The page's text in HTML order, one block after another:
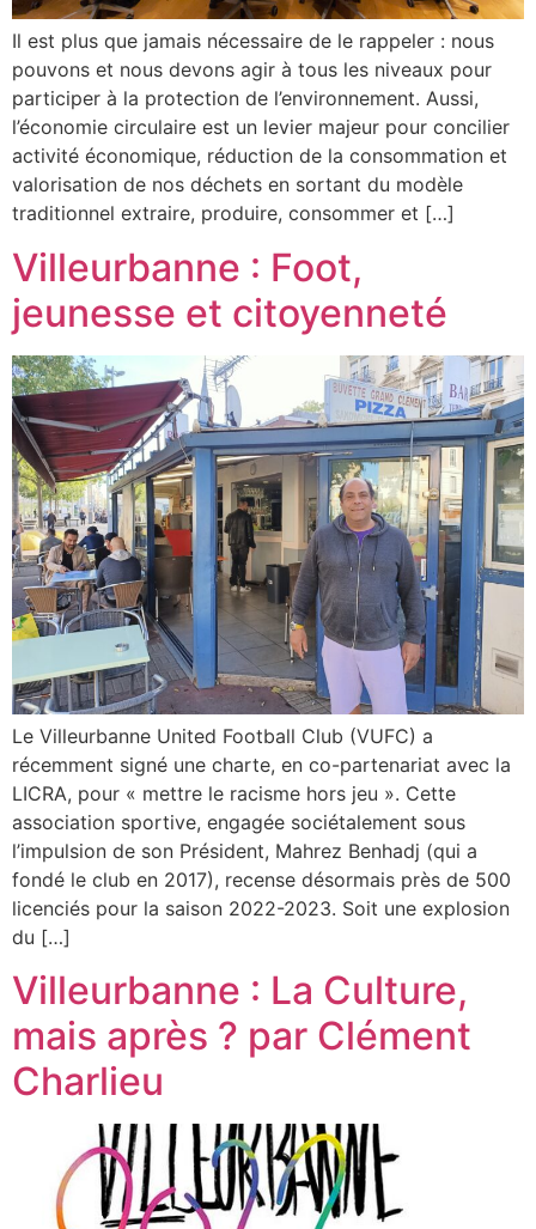
Il est plus que jamais nécessaire de le rappeler : nous
pouvons et nous devons agir à tous les niveaux pour
participer à la protection de l’environnement. Aussi,
l’économie circulaire est un levier majeur pour concilier
activité économique, réduction de la consommation et
valorisation de nos déchets en sortant du modèle
traditionnel extraire, produire, consommer et […]
Villeurbanne : Foot,
jeunesse et citoyenneté
Le Villeurbanne United Football Club (VUFC) a
récemment signé une charte, en co-partenariat avec la
LICRA, pour « mettre le racisme hors jeu ». Cette
association sportive, engagée sociétalement sous
l’impulsion de son Président, Mahrez Benhadj (qui a
fondé le club en 2017), recense désormais près de 500
licenciés pour la saison 2022-2023. Soit une explosion
du […]
Villeurbanne : La Culture,
mais après ? par Clément
Charlieu